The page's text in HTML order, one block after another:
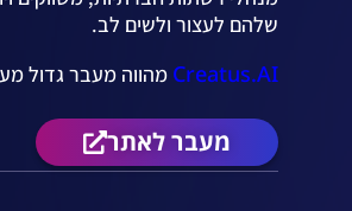
שלהם לעצור ולשים לב.
Creatus.AI מהווה מעבר גדול
מעבר לאתר